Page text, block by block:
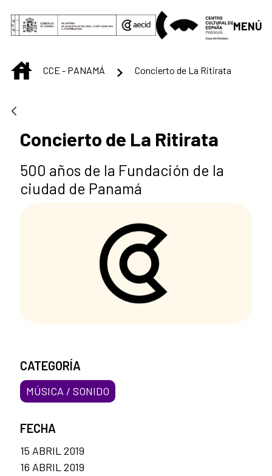
Saltar al contenido principal
MENÚ
INICIOCCE - PANAMÁ Concierto de La Ritirata
Concierto de La Ritirata
500 años de la Fundación de la
ciudad de Panamá
CATEGORÍA
MÚSICA / SONIDO
FECHA
15 ABRIL 2019
16 ABRIL 2019